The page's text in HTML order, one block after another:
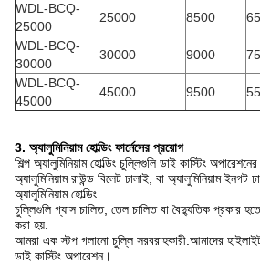
WDL-BCQ-
25000
25000 8500
WDL-BCQ-
30000
30000 9000
WDL-BCQ-
45000
45000 9500
3. অ্যালুমিনিয়াম হোল্ডিং ফার্নেসের প্রয়োগ
শিল্প অ্যালুমিনিয়াম হোল্ডিং চুল্লিগুলি ডাই কাস্টিং
অ্যালুমিনিয়াম রাউন্ড বিলেট ঢালাই, বা অ্যালুমিনিয়াম ইনগট
অ্যালুমিনিয়াম হোল্ডিং
চুল্লিগুলি গ্যাস চালিত, তেল চালিত বা বৈদ্যুতিক প্রকার
করা হয়.
আমরা এক স্টপ গলানো চুল্লি সরবরাহকারী.আমাদের
ডাই কাস্টিং অপারেশন।